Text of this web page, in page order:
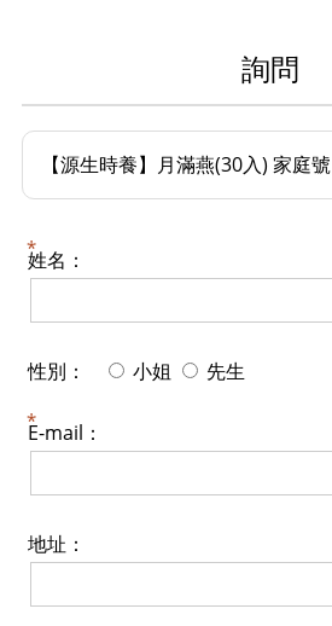
詢問
【源生時養】月滿燕(30入) 家庭號
姓名：
性別： 小姐 先生
E-mail：
地址：